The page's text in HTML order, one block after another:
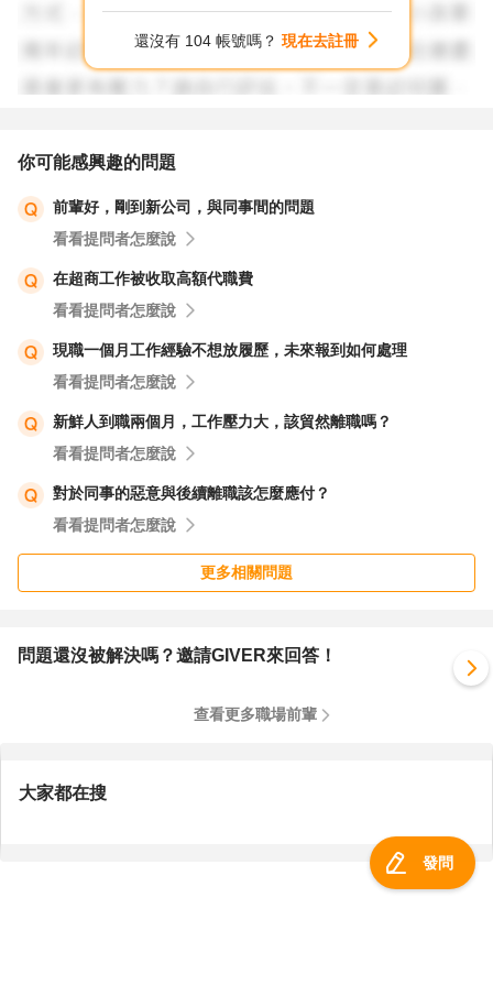
還沒有 104 帳號嗎？ 現在去註冊
你可能感興趣的問題
前輩好，剛到新公司，與同事間的問題
看看提問者怎麼說
在超商工作被收取高額代職費
看看提問者怎麼說
現職一個月工作經驗不想放履歷，未來報到如何處理
看看提問者怎麼說
新鮮人到職兩個月，工作壓力大，該貿然離職嗎？
看看提問者怎麼說
對於同事的惡意與後續離職該怎麼應付？
看看提問者怎麼說
更多相關問題
問題還沒被解決嗎？邀請GIVER來回答！
查看更多職場前輩
大家都在搜
發問